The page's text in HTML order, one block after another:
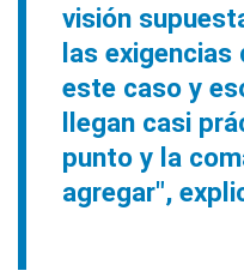
visión
las exigencias
este caso y
llegan casi
punto y la
agregar",